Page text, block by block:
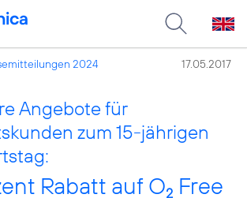
2024 17.05.2017
Angebote für
zum 15-jährigen
Rabatt auf O2 Free